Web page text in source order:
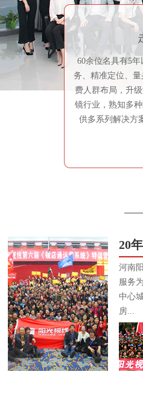
60余位名具有5
务、精准定位、
费人群布局，升
镜行业，熟知多
供多系列解决方
20
河南
服务
中心
房...